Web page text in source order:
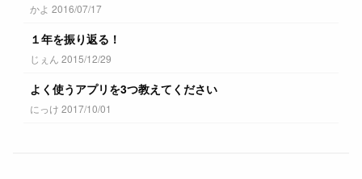
かよ 2016/07/17
１年を振り返る！
じぇん 2015/12/29
よく使うアプリを3つ教えてください
にっけ 2017/10/01